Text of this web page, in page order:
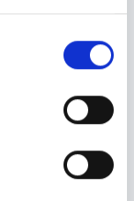
foglaljorvost-